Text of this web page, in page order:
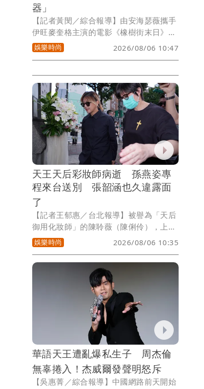
器」
【記者黃閔／綜合報導】由安海瑟薇攜手
伊旺麥奎格主演的電影《橡樹街末日》最
新終極預告正式曝光，真正戲份最重、最
搶眼的角色，是橫行史前世界的各種恐
在《侏羅紀公園》、《侏羅紀世界》系列
電影中從未登上大銀幕的遠古掠食者「腔
骨龍」正式現身。
娛樂時尚 2026/08/06 10:47
天王天后彩妝師病逝 孫燕姿專
程來台送別 張韶涵也久違露面
了
【記者王郁惠／台北報導】被譽為「天后
御用化妝師」的陳聆薇（陳俐伶），上月
27日驚傳病逝，享年56歲，消息震撼台灣
演藝圈。今（6日）於中山基督長老教會
舉辦追思安息禮拜，近200座花籃環繞場
外，花海送別摯友，生前合作的藝人包括
蔡健雅、張韶涵、江美琪、丁噹、修杰
楷、彭佳慧等藝人也出席追思禮拜，其中
驚見孫燕姿也現身，疑似專程來台送別。
娛樂時尚 2026/08/06 10:35
華語天王遭亂爆私生子 周杰倫
無辜捲入！杰威爾發聲明怒斥
【吳惠菁／綜合報導】中國網路前天開始